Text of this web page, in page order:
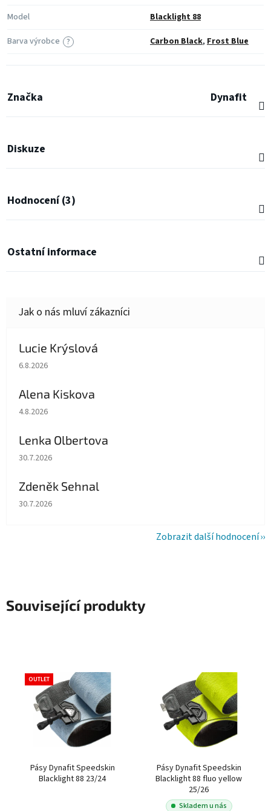
Model
Blacklight 88
?
Barva výrobce Carbon Black, Frost Blue
Značka Dynafit
Diskuze
Hodnocení (3)
Ostatní informace
Lucie Krýslová
Hodnocení obchodu je 5 z 5 hvězdiček.
6.8.2026
Alena Kiskova
Hodnocení obchodu je 5 z 5 hvězdiček.
4.8.2026
Lenka Olbertova
Hodnocení obchodu je 5 z 5 hvězdiček.
30.7.2026
Zdeněk Sehnal
Hodnocení obchodu je 5 z 5 hvězdiček.
30.7.2026
Zobrazit další hodnocení
Související produkty
OUTLET
Pásy Dynafit Speedskin
Blacklight 88 23/24
Pásy Dynafit Speedskin
Blacklight 88 fluo yellow
25/26
Skladem u nás